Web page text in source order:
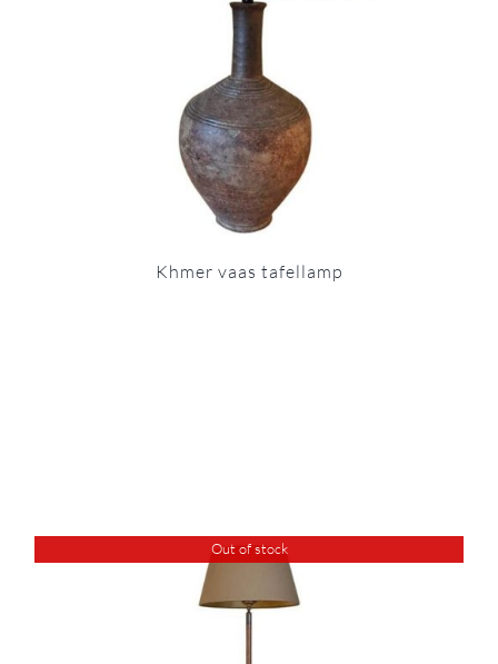
Khmer vaas tafellamp
Out of stock